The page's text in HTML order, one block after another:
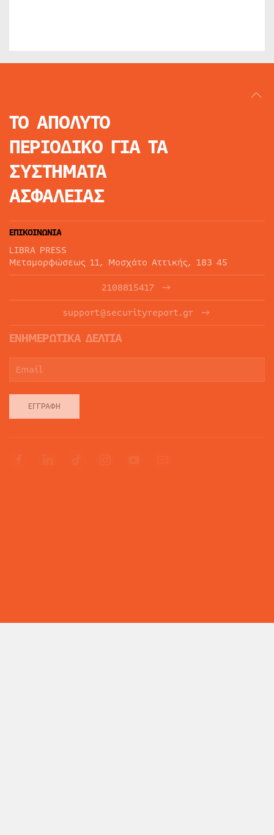
ΤΟ ΑΠΟΛΥΤΟ
ΠΕΡΙΟΔΙΚΟ ΓΙΑ ΤΑ
ΣΥΣΤΗΜΑΤΑ
ΑΣΦΑΛΕΙΑΣ
ΕΠΙΚΟΙΝΩΝΙΑ
LIBRA PRESS
Μεταμορφώσεως 11, Μοσχάτο Αττικής, 183 45
2108815417
support@securityreport.gr
ΕΝΗΜΕΡΩΤΙΚΑ ΔΕΛΤΙΑ
ΕΓΓΡΑΦΉ